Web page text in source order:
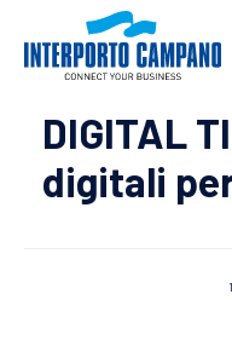
DIGITAL
digitali